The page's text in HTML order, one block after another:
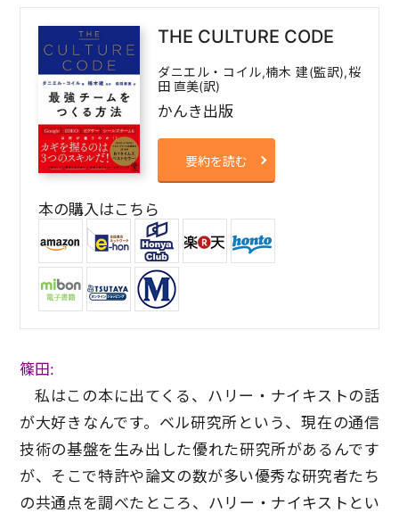
THE CULTURE CODE
ダニエル・コイル,楠木 建(監訳),桜
田 直美(訳)
かんき出版
要約を読む
本の購入はこちら
篠田:
私はこの本に出てくる、ハリー・ナイキストの話
が大好きなんです。ベル研究所という、現在の通信
技術の基盤を生み出した優れた研究所があるんです
が、そこで特許や論文の数が多い優秀な研究者たち
の共通点を調べたところ、ハリー・ナイキストとい